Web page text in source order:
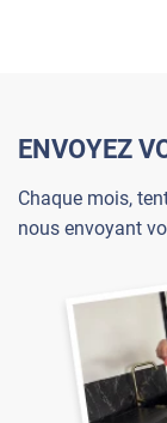
ENVOYEZ
Chaque mois,
nous envoyant